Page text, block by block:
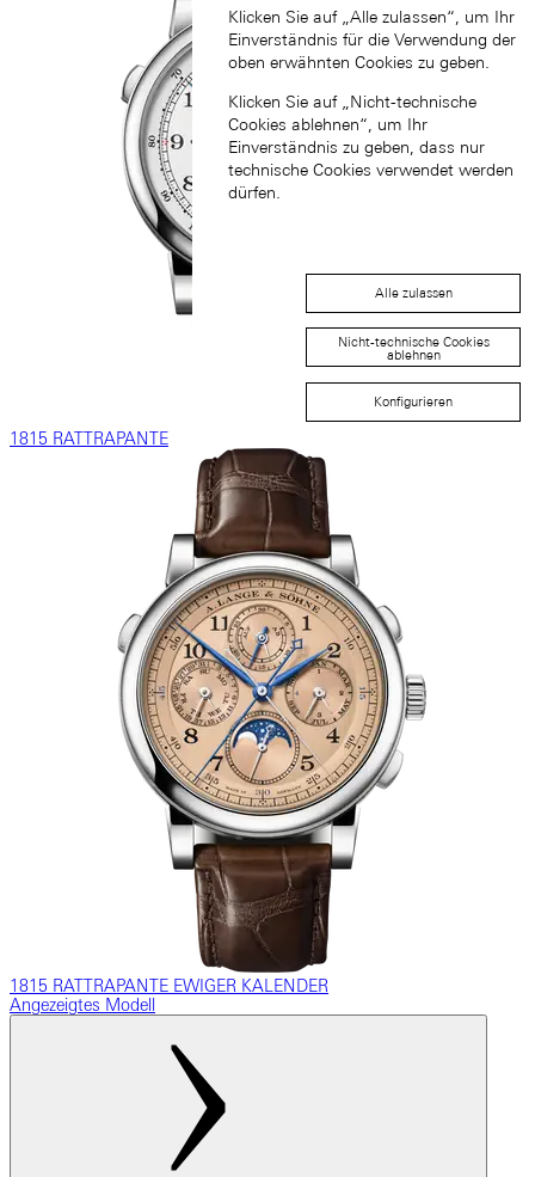
1815 RATTRAPANTE
1815 RATTRAPANTE EWIGER KALENDER
Angezeigtes Modell
Klicken Sie auf „Alle zulassen“, um Ihr
Einverständnis für die Verwendung der
oben erwähnten Cookies zu geben.
Klicken Sie auf „Nicht-technische
Cookies ablehnen“, um Ihr
Einverständnis zu geben, dass nur
technische Cookies verwendet werden
dürfen.
Alle zulassen
Nicht-technische Cookies
ablehnen
Konfigurieren